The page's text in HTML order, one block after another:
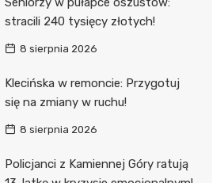
stracili 240 tysięcy złotych!
8 sierpnia 2026
Klecińska w remoncie: Przygotuj
się na zmiany w ruchu!
8 sierpnia 2026
Policjanci z Kamiennej Góry ratują